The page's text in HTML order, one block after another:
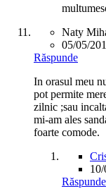
Naty
05/05/
Răspunde
In orasul meu
pot permite
zilnic ;sau
mi-am ales
foarte comode.
Răspunde